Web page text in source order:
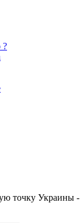
?
точку Украины -